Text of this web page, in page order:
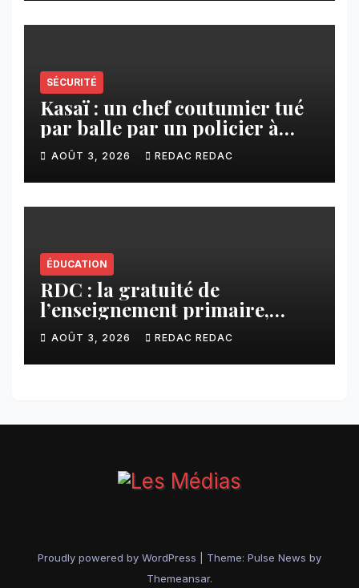
SÉCURITÉ
Kasaï : un chef coutumier tué
par balle par un policier à
Kamuesha, la tension monte
AOÛT 3, 2026 REDAC REDAC
ÉDUCATION
RDC : la gratuité de
l’enseignement primaire,
vision phare du Président
Félix Tshisekedi réaffirmée
par une circulaire du
AOÛT 3, 2026 REDAC REDAC
Proudly powered by WordPress Theme: Pulse News by
Themeansar.